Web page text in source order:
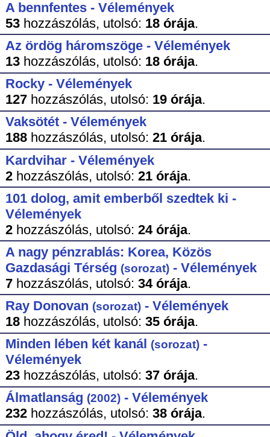
A bennfentes - Vélemények
53hozzászólás, utolsó: 18 órája.
Az ördög háromszöge - Vélemények
13hozzászólás, utolsó: 18 órája.
Rocky - Vélemények
127hozzászólás, utolsó: 19 órája.
Vaksötét - Vélemények
188hozzászólás, utolsó: 21 órája.
Kardvihar - Vélemények
2hozzászólás, utolsó: 21 órája.
101 dolog, amit emberből szedtek ki -
Vélemények
2hozzászólás, utolsó: 24 órája.
A nagy pénzrablás: Korea, Közös
Gazdasági Térség (sorozat)- Vélemények
7hozzászólás, utolsó: 34 órája.
Ray Donovan (sorozat)- Vélemények
18hozzászólás, utolsó: 35 órája.
Minden lében két kanál (sorozat)-
Vélemények
23hozzászólás, utolsó: 37 órája.
Álmatlanság (2002)- Vélemények
232hozzászólás, utolsó: 38 órája.